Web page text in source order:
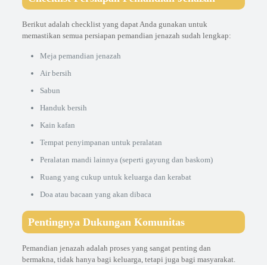
Berikut adalah checklist yang dapat Anda gunakan untuk
memastikan semua persiapan pemandian jenazah sudah lengkap:
Meja pemandian jenazah
Air bersih
Sabun
Handuk bersih
Kain kafan
Tempat penyimpanan untuk peralatan
Peralatan mandi lainnya (seperti gayung dan baskom)
Ruang yang cukup untuk keluarga dan kerabat
Doa atau bacaan yang akan dibaca
Pentingnya Dukungan Komunitas
Pemandian jenazah adalah proses yang sangat penting dan
bermakna, tidak hanya bagi keluarga, tetapi juga bagi masyarakat.